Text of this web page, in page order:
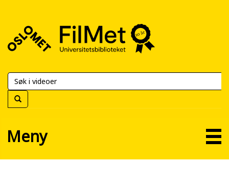
FilMet
Universitetsbiblioteket
Meny